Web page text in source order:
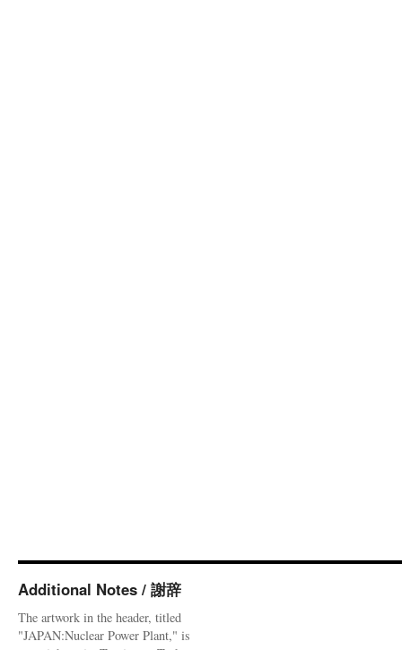
Additional Notes / 謝辞
The artwork in the header, titled
"JAPAN:Nuclear Power Plant," is